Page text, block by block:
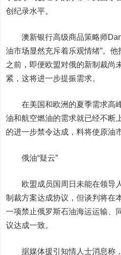
创纪录水平。
澳新银行高级商品策略师
油市场显然充斥着乐观情绪”。
之前，即便欧盟对俄的新制裁尚
紧，这将进一步提振需求。
在美国和欧洲的夏季需求高
油和航空燃油的需求就已经不断
的进一步禁令达成，料将使原油
俄油“疑云”
欧盟成员国周日未能在领导
制裁方案达成协议，但谈判将在
一项禁止俄罗斯石油海运运输、
议达成一致。
据媒体援引知情人士消息称